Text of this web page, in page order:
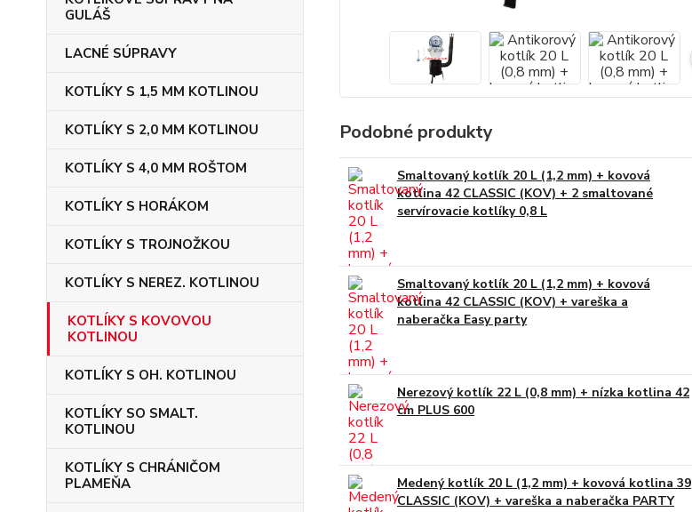
GULÁŠ
LACNÉ SÚPRAVY
KOTLÍKY S 1,5 MM KOTLINOU
KOTLÍKY S 2,0 MM KOTLINOU
KOTLÍKY S 4,0 MM ROŠTOM
KOTLÍKY S HORÁKOM
KOTLÍKY S TROJNOŽKOU
KOTLÍKY S NEREZ. KOTLINOU
KOTLÍKY S KOVOVOU
KOTLINOU
KOTLÍKY S OH. KOTLINOU
KOTLÍKY SO SMALT.
KOTLINOU
KOTLÍKY S CHRÁNIČOM
PLAMEŇA
Podobné produkty
Smaltovaný kotlík 20 L (1,2 mm) + kovová
kotlina 42 CLASSIC (KOV) + 2 smaltované
servírovacie kotlíky 0,8 L
Smaltovaný kotlík 20 L (1,2 mm) + kovová
kotlina 42 CLASSIC (KOV) + vareška a
naberačka Easy party
Nerezový kotlík 22 L (0,8 mm) + nízka kotlina 42
cm PLUS 600
Medený kotlík 20 L (1,2 mm) + kovová kotlina 39
CLASSIC (KOV) + vareška a naberačka PARTY